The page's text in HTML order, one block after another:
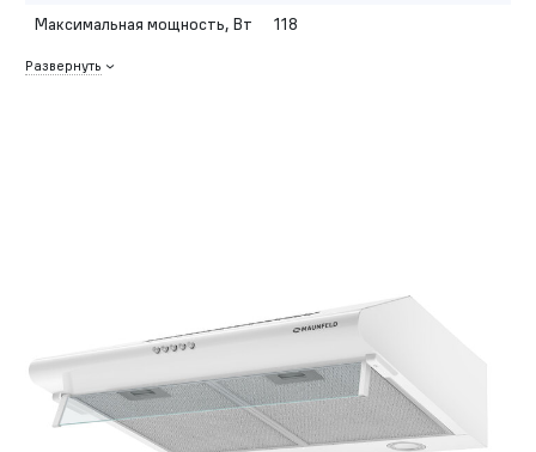
Максимальная мощность, Вт 118
Развернуть